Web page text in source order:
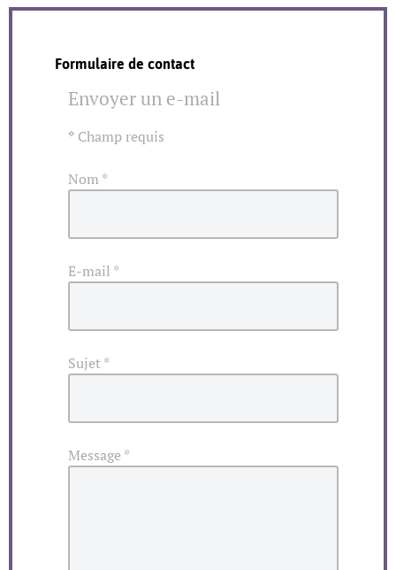
Formulaire de contact
Envoyer un e-mail
* Champ requis
Nom *
E-mail *
Sujet*
Message *